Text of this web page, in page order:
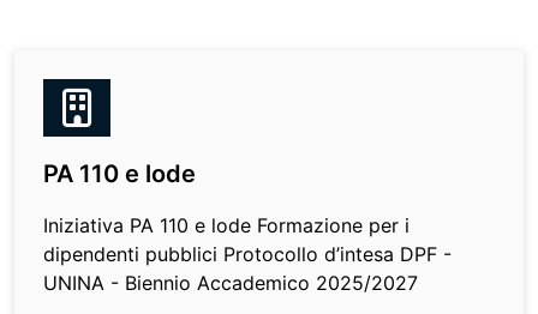
PA 110 e lode
Iniziativa PA 110 e lode Formazione per i
dipendenti pubblici Protocollo d’intesa DPF -
UNINA - Biennio Accademico 2025/2027